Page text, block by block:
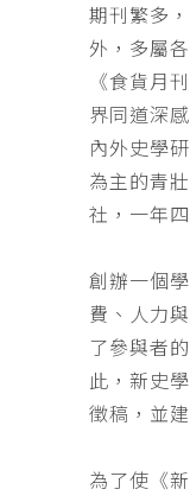
期刊繁多
外，多屬
《食貨月
界同道深
內外史學
為主的青
社，一年
創辦一個
費、人力
了參與者
此，新史
徵稿，並
為了使《